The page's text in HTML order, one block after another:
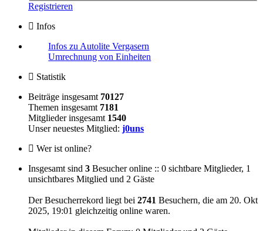
Registrieren
Infos
Infos zu Autolite Vergasern
Umrechnung von Einheiten
Statistik
Beiträge insgesamt 70127
Themen insgesamt 7181
Mitglieder insgesamt 1540
Unser neuestes Mitglied: j0uns
Wer ist online?
Insgesamt sind 3 Besucher online :: 0 sichtbare Mitglieder, 1
unsichtbares Mitglied und 2 Gäste
Der Besucherrekord liegt bei 2741 Besuchern, die am 20. Okt
2025, 19:01 gleichzeitig online waren.